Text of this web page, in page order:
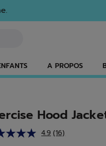
A PROPOS
Hood
4.9 Lire
(16)